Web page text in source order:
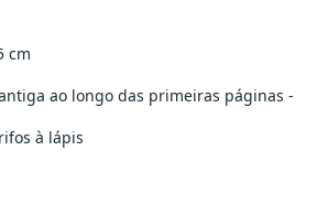
cm
ao longo das primeiras páginas -
à lápis